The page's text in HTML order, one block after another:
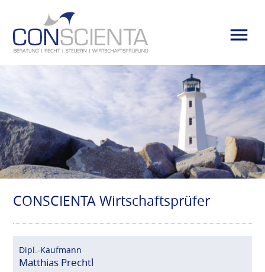
CONSCIENTA Wirtschaftsprüfer
Dipl.-Kaufmann
Matthias Prechtl